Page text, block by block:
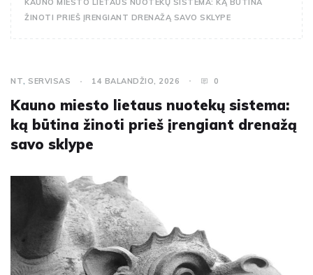
ŽINOTI PRIEŠ ĮRENGIANT DRENAŽĄ SAVO SKLYPE
NT SERVISAS 14 BALANDŽIO, 2026 0
Kauno miesto lietaus nuotekų sistema:
ką būtina žinoti prieš įrengiant drenažą
savo sklype